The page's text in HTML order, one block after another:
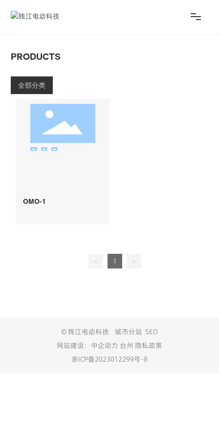
生活
Products
全部分类
OMO-1
< 1 >
© 钱江电动科技 城市分站 SEO
网站建设：中企动力 台州 隐私政策
浙ICP备2023012299号-8